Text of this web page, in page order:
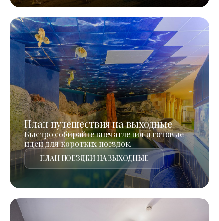
План путешествия на выходные
Быстро собирайте впечатления и готовые
идеи для коротких поездок.
ПЛАН ПОЕЗДКИ НА ВЫХОДНЫЕ